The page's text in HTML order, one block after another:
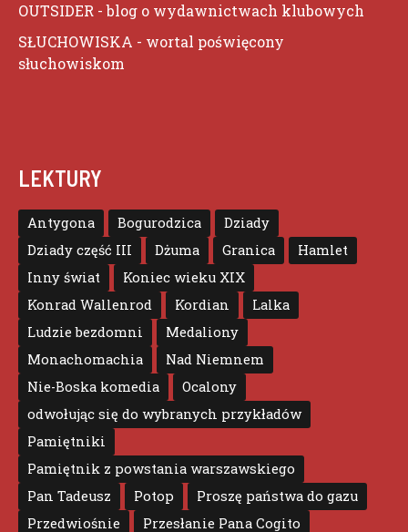
OUTSIDER - blog o wydawnictwach klubowych
SŁUCHOWISKA - wortal poświęcony
słuchowiskom
LEKTURY
Antygona Bogurodzica
Dziady
Dziady część III
Dżuma Granica
Hamlet
Inny świat
Koniec wieku XIX
Konrad Wallenrod
Kordian
Lalka
Ludzie bezdomni
Medaliony
Monachomachia
Nad Niemnem
Nie-Boska komedia
Ocalony
odwołując się do wybranych przykładów
Pamiętniki
Pamiętnik z powstania warszawskiego
Pan Tadeusz
Potop
Proszę państwa do gazu
Przedwiośnie
Przesłanie Pana Cogito